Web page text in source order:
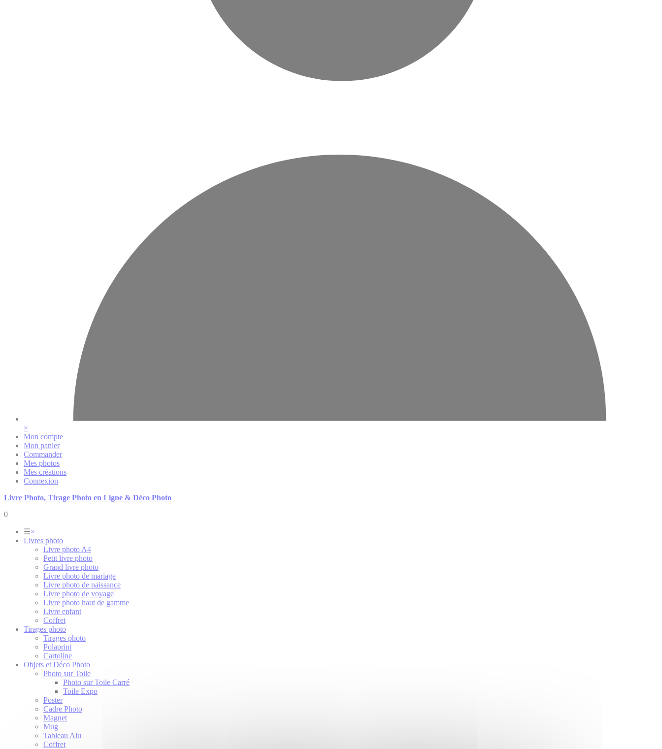
×
Mon compte
Mon panier
Commander
Mes photos
Mes créations
Connexion
Livre Photo, Tirage Photo en Ligne & Déco Photo
0
☰×
Livres photo
Livre photo A4
Petit livre photo
Grand livre photo
Livre photo de mariage
Livre photo de naissance
Livre photo de voyage
Livre photo haut de gamme
Livre enfant
Coffret
Tirages photo
Tirages photo
Polaprint
Cartoline
Objets et Déco Photo
Photo sur Toile
Photo sur Toile Carré
Toile Expo
Poster
Cadre Photo
Magnet
Mug
Tableau Alu
Coffret